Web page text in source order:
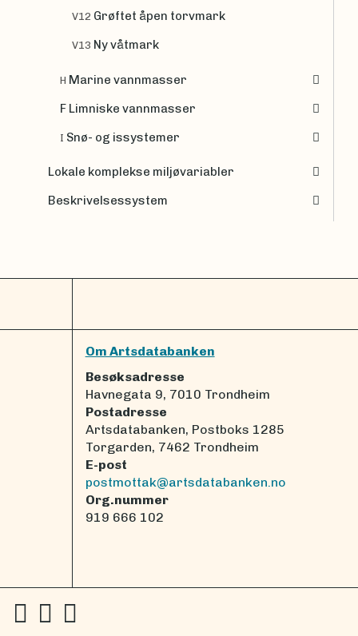
V12 Grøftet åpen torvmark
V13 Ny våtmark
H Marine vannmasser
F Limniske vannmasser
I Snø- og issystemer
Lokale komplekse miljøvariabler
Beskrivelsessystem
Om Artsdatabanken
Besøksadresse
Havnegata 9, 7010 Trondheim
Postadresse
Artsdatabanken, Postboks 1285
Torgarden, 7462 Trondheim
E-post
postmottak@artsdatabanken.no
Org.nummer
919 666 102